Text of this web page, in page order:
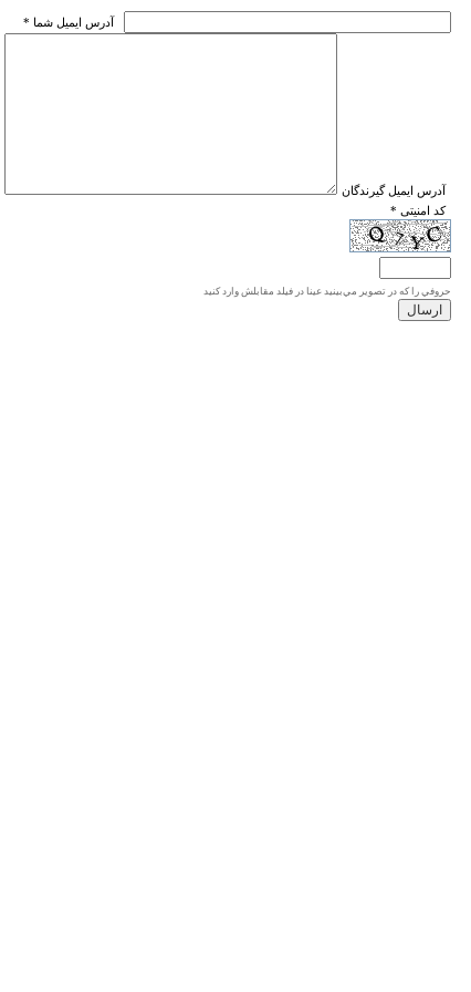
* آدرس ايميل شما
* آدرس ايميل گيرندگان
* کد امنیتی
حروفي را كه در تصوير مي‌بينيد عينا در فيلد مقابلش وارد كنيد